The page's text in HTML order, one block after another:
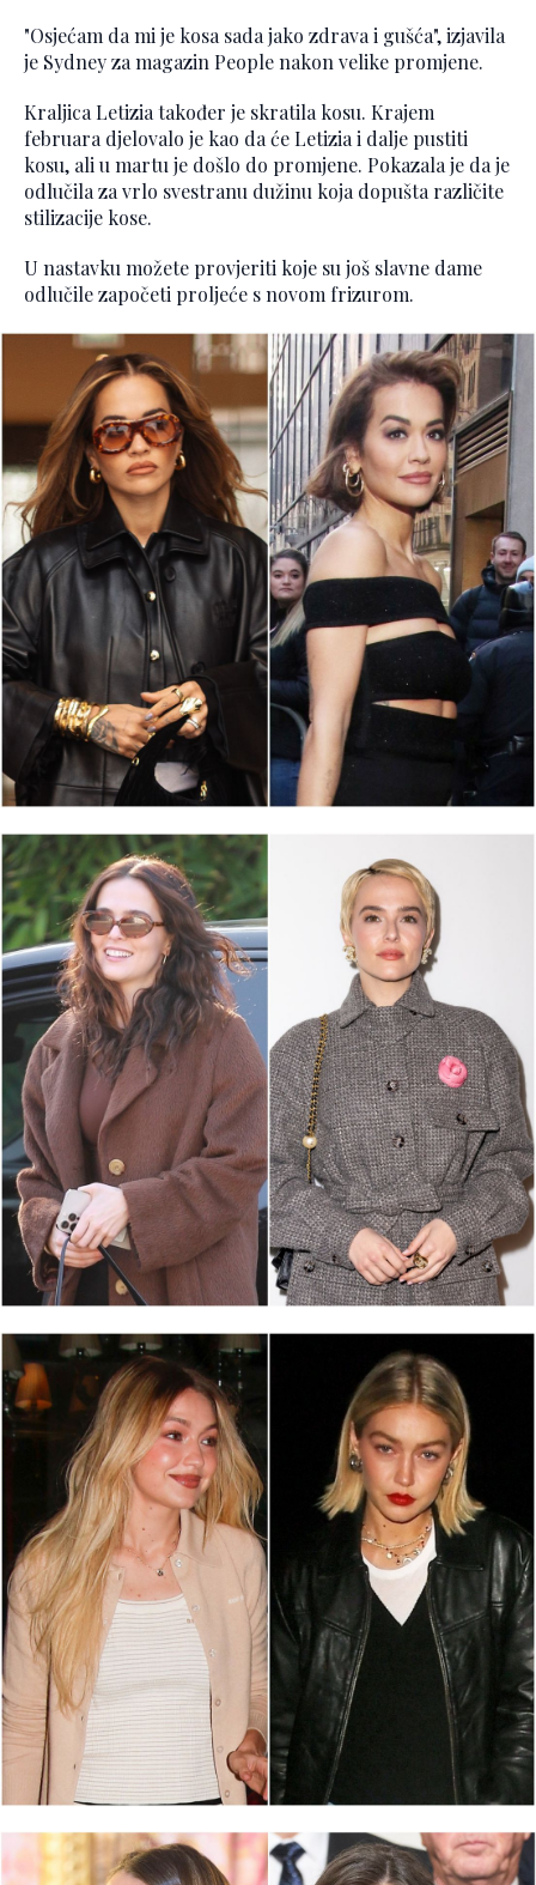
"Osjećam da mi je kosa sada jako zdrava i gušća", izjavila
je Sydney za magazin People nakon velike promjene.
Kraljica Letizia također je skratila kosu. Krajem
februara djelovalo je kao da će Letizia i dalje pustiti
kosu, ali u martu je došlo do promjene. Pokazala je da je
odlučila za vrlo svestranu dužinu koja dopušta različite
stilizacije kose.
U nastavku možete provjeriti koje su još slavne dame
odlučile započeti proljeće s novom frizurom.